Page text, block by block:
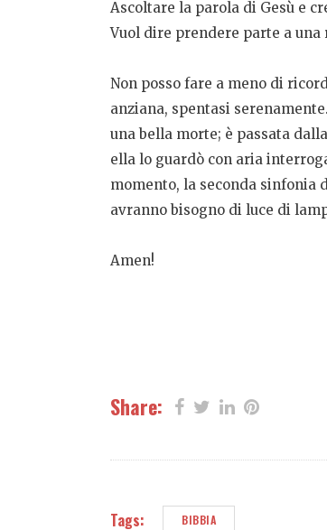
Ascoltare la parola di Gesù e
Vuol dire prendere parte a una
Non posso fare a meno di
anziana, spentasi
una bella morte; è passata
ella lo guardò con aria
momento, la seconda sinfonia
avranno bisogno di luce di
Amen!
Share:
Tags: BIBBIA